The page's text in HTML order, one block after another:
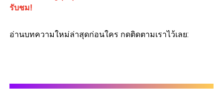
รับชม!
อ่านบทความใหม่ล่าสุดก่อนใคร กดติดตามเราไว้เลย: